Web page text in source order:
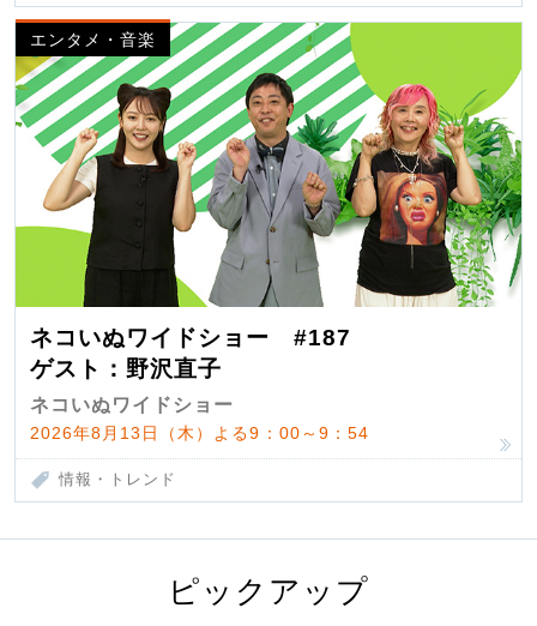
エンタメ・音楽
ネコいぬワイドショー #187
ゲスト：野沢直子
ネコいぬワイドショー
2026年8月13日（木）よる9：00～9：54
情報・トレンド
ピックアップ